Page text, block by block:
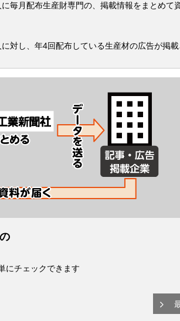
毎月配布生産財専門の、掲載情報をまとめて
対し、年4回配布している生産材の広告が掲
にチェックできます